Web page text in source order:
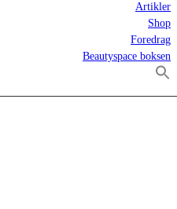
Artikler
Shop
Foredrag
Beautyspace boksen